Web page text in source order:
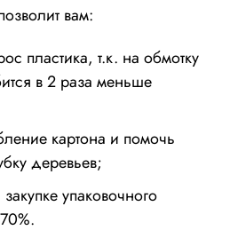
вам:
пластика, т.к. на обмотку
в 2 раза меньше
картона и помочь
деревьев;
упаковочного